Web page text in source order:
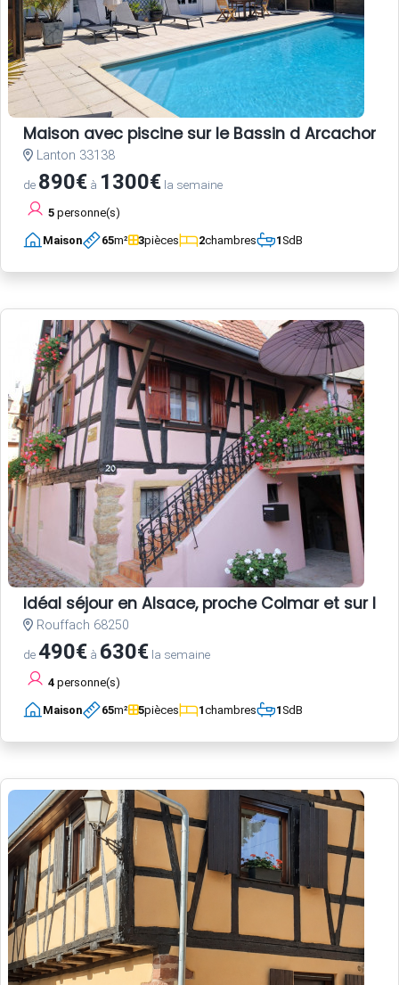
Maison avec piscine sur le Bassin d Arcachon
Lanton 33138
de 890€ à 1300€ la semaine
5 personne(s)
Maison 65m² 3pièces 2chambres 1SdB
Idéal séjour en Alsace, proche Colmar et sur la
Rouffach 68250
de490€ à 630€ la semaine
4 personne(s)
Maison 65m² 5pièces 1chambres 1SdB